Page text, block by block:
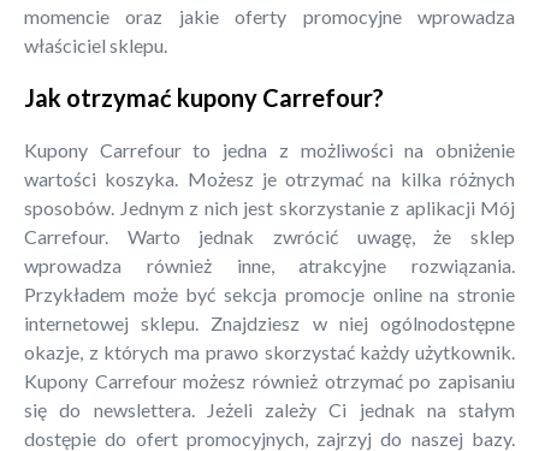
momencie oraz jakie oferty promocyjne wprowadza
właściciel sklepu.
Jak otrzymać kupony Carrefour?
Kupony Carrefour to jedna z możliwości na obniżenie
wartości koszyka. Możesz je otrzymać na kilka różnych
sposobów. Jednym z nich jest skorzystanie z aplikacji Mój
Carrefour. Warto jednak zwrócić uwagę, że sklep
wprowadza również inne, atrakcyjne rozwiązania.
Przykładem może być sekcja promocje online na stronie
internetowej sklepu. Znajdziesz w niej ogólnodostępne
okazje, z których ma prawo skorzystać każdy użytkownik.
Kupony Carrefour możesz również otrzymać po zapisaniu
się do newslettera. Jeżeli zależy Ci jednak na stałym
dostępie do ofert promocyjnych, zajrzyj do naszej bazy.